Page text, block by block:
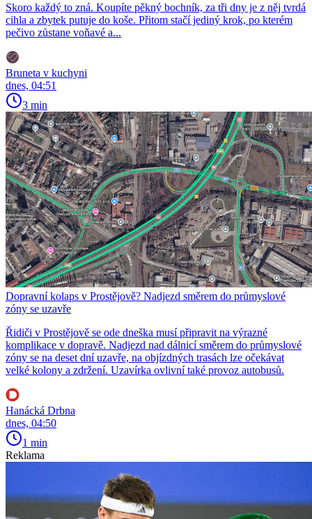
Skoro každý to zná. Koupíte pěkný bochník, za tři dny je z něj tvrdá
cihla a zbytek putuje do koše. Přitom stačí jediný krok, po kterém
pečivo zůstane voňavé a...
Bruneta v kuchyni
dnes, 04:51
3 min
Dopravní kolaps v Prostějově? Nadjezd směrem do průmyslové
zóny se uzavře
Řidiči v Prostějově se ode dneška musí připravit na výrazné
komplikace v dopravě. Nadjezd nad dálnicí směrem do průmyslové
zóny se na deset dní uzavře, na objízdných trasách lze očekávat
velké kolony a zdržení. Uzavírka ovlivní také provoz autobusů.
Hanácká Drbna
dnes, 04:50
1 min
Reklama